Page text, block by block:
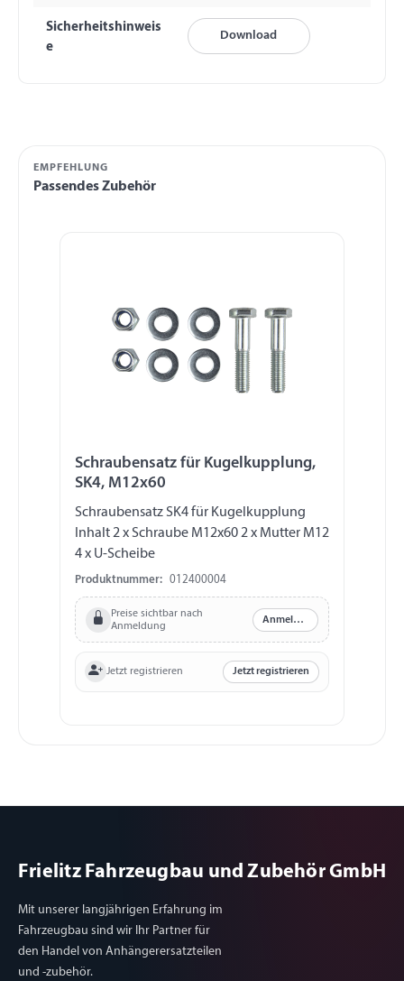
Sicherheitshinweis
e
Download
EMPFEHLUNG
Passendes Zubehör
Schraubensatz für Kugelkupplung,
SK4, M12x60
Schraubensatz SK4 für Kugelkupplung
Inhalt 2 x Schraube M12x60 2 x Mutter M12
4 x U-Scheibe
Produktnummer: 012400004
Preise sichtbar nach
Anmeldung
Anmelden
Jetzt registrieren Jetzt registrieren
Frielitz Fahrzeugbau und Zubehör GmbH
Mit unserer langjährigen Erfahrung im
Fahrzeugbau sind wir Ihr Partner für
den Handel von Anhängerersatzteilen
und -zubehör.